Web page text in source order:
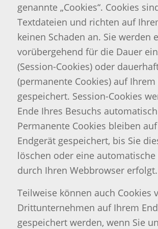
genannte „Cookies“. Cookies
Textdateien und richten auf
keinen Schaden an. Sie werden
vorübergehend für die Dauer
(Session-Cookies) oder
(permanente Cookies) auf Ihrem
gespeichert. Session-Cookies
Ende Ihres Besuchs
Permanente Cookies bleiben
Endgerät gespeichert, bis Sie
löschen oder eine automatische
durch Ihren Webbrowser erfolgt.
Teilweise können auch Cookies
Drittunternehmen auf Ihrem
gespeichert werden, wenn Sie